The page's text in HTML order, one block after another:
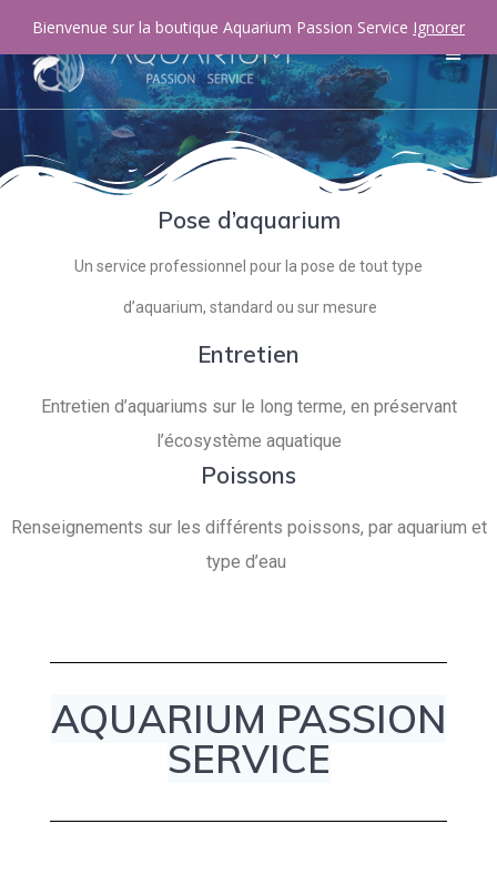
Pose d’aquarium
Un service professionnel pour la pose de tout type
d’aquarium, standard ou sur mesure
Entretien
Entretien d’aquariums sur le long terme, en préservant
l’écosystème aquatique
Poissons
Renseignements sur les différents poissons, par aquarium et
type d’eau
AQUARIUM PASSION
SERVICE
Bienvenue sur la boutique Aquarium Passion Service Ignorer